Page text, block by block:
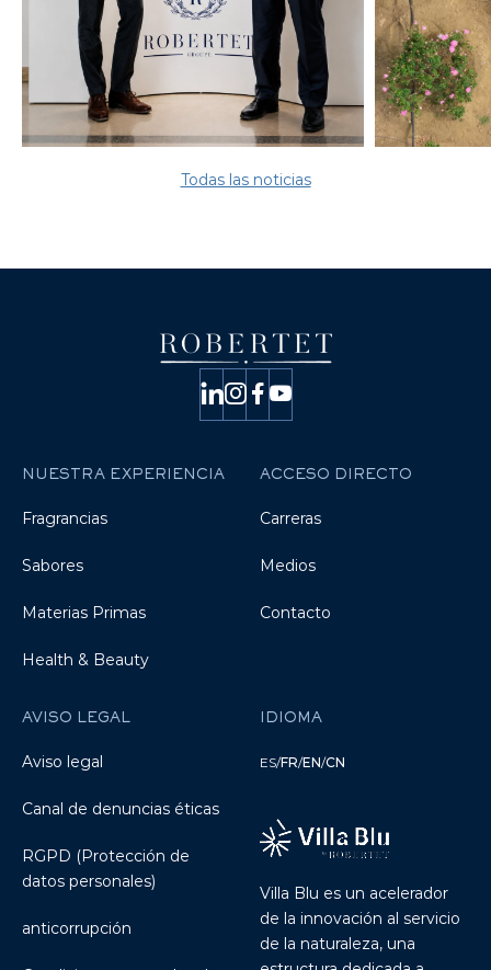
Todas las noticias
NUESTRA EXPERIENCIA
Fragrancias
Sabores
Materias Primas
Health & Beauty
ACCESO DIRECTO
Carreras
Medios
Contacto
AVISO LEGAL
Aviso legal
Canal de denuncias éticas
RGPD (Protección de
datos personales)
anticorrupción
IDIOMA
/FR/EN
ES /CN
Villa Blu es un acelerador
de la innovación al servicio
de la naturaleza, una